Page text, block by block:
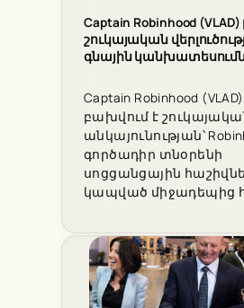
Captain Robinhood
շուկայական
գնային
Captain Robinhood
բախվում է
անկայունության՝
գործադիր տնօրենի
սոցցանցային
կապված միջադեպից